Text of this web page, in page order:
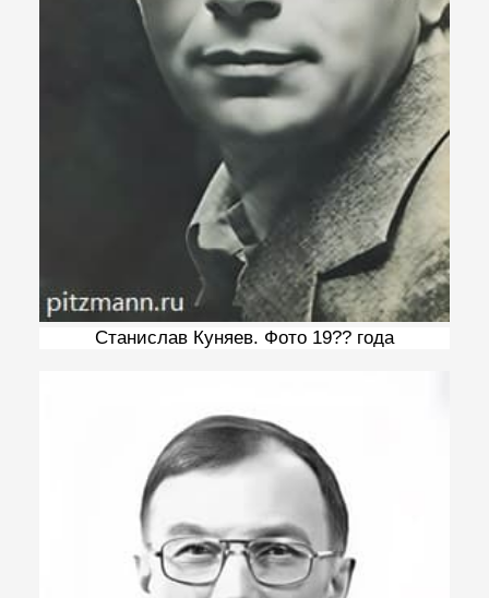
Станислав Куняев. Фото 19?? года